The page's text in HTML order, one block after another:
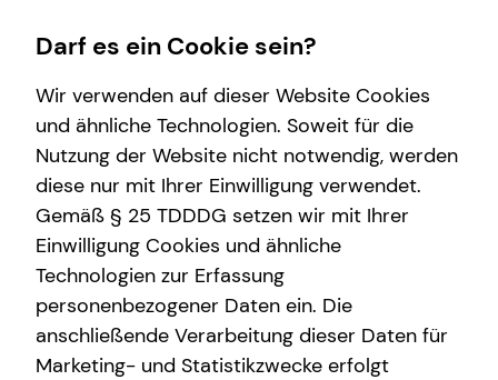
Wissenswertes
Über tecis
Podcast
teamzukunft
Service
Kundenportal
Schadenabwicklung
Finanzberatung
Videoberatung
Spezialisten-Netzwerk
Private Krankenvorsorge
Immobilienfinanzierung
Karriere-Infos
Karrierechancen
Initiativbewerbung
Darf es ein Cookie sein?
Wir verwenden auf dieser Website Cookies
und ähnliche Technologien. Soweit für die
Nutzung der Website nicht notwendig, werden
diese nur mit Ihrer Einwilligung verwendet.
Gemäß § 25 TDDDG setzen wir mit Ihrer
Einwilligung Cookies und ähnliche
Technologien zur Erfassung
personenbezogener Daten ein. Die
anschließende Verarbeitung dieser Daten für
Marketing- und Statistikzwecke erfolgt